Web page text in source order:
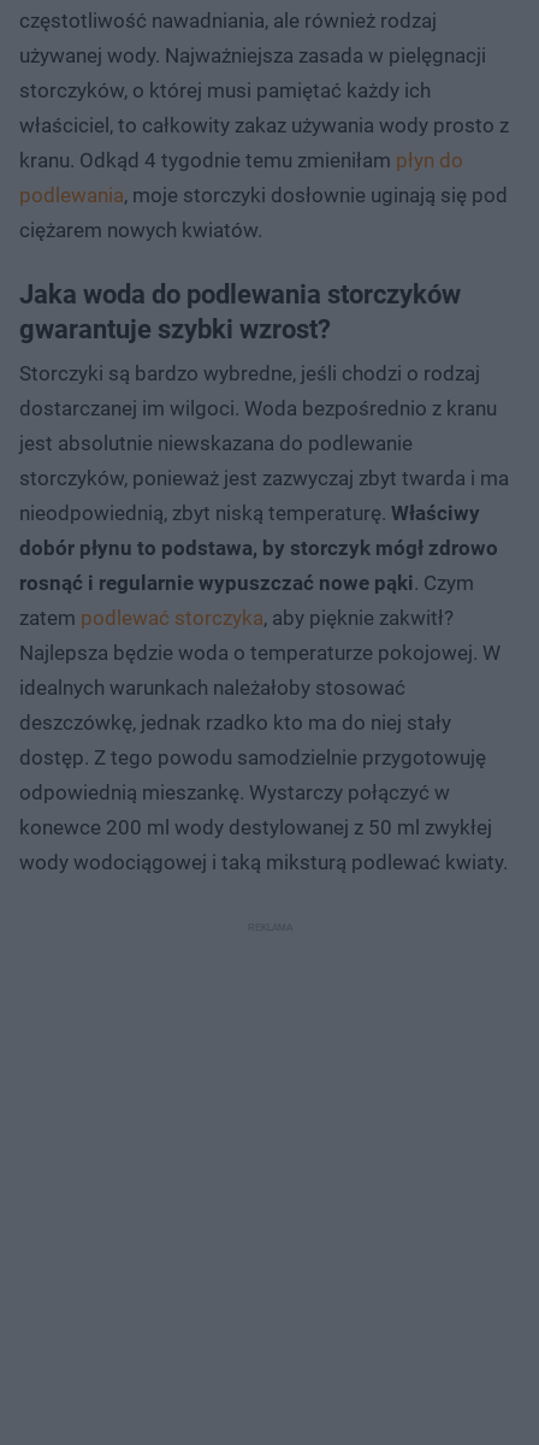
częstotliwość nawadniania, ale również rodzaj
używanej wody. Najważniejsza zasada w pielęgnacji
storczyków, o której musi pamiętać każdy ich
właściciel, to całkowity zakaz używania wody prosto z
kranu. Odkąd 4 tygodnie temu zmieniłam płyn do
podlewania, moje storczyki dosłownie uginają się pod
ciężarem nowych kwiatów.
Jaka woda do podlewania storczyków
gwarantuje szybki wzrost?
Storczyki są bardzo wybredne, jeśli chodzi o rodzaj
dostarczanej im wilgoci. Woda bezpośrednio z kranu
jest absolutnie niewskazana do podlewanie
storczyków, ponieważ jest zazwyczaj zbyt twarda i ma
nieodpowiednią, zbyt niską temperaturę. Właściwy
dobór płynu to podstawa, by storczyk mógł zdrowo
rosnąć i regularnie wypuszczać nowe pąki. Czym
zatem podlewać storczyka, aby pięknie zakwitł?
Najlepsza będzie woda o temperaturze pokojowej. W
idealnych warunkach należałoby stosować
deszczówkę, jednak rzadko kto ma do niej stały
dostęp. Z tego powodu samodzielnie przygotowuję
odpowiednią mieszankę. Wystarczy połączyć w
konewce 200 ml wody destylowanej z 50 ml zwykłej
wody wodociągowej i taką miksturą podlewać kwiaty.